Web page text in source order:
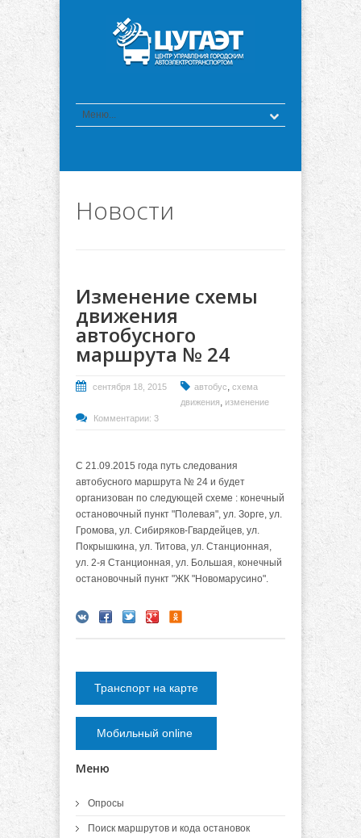
Новости
Изменение схемы
движения
автобусного
маршрута № 24
сентября 18, 2015 автобус, схема
движения, изменение
Комментарии: 3
С 21.09.2015 года путь следования
автобусного маршрута № 24 и будет
организован по следующей схеме : конечный
остановочный пункт "Полевая", ул. Зорге, ул.
Громова, ул. Сибиряков-Гвардейцев, ул.
Покрышкина, ул. Титова, ул. Станционная,
ул. 2-я Станционная, ул. Большая, конечный
остановочный пункт "ЖК "Новомарусино".
Транспорт на карте
Мобильный online
Меню
Опросы
Поиск маршрутов и кода остановок